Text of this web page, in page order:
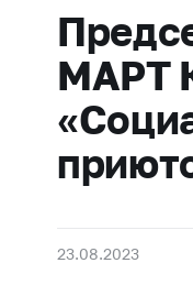
МАРТ
23.08.2023